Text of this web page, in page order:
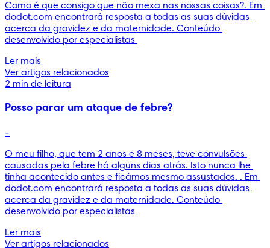
Como é que consigo que não mexa nas nossas coisas?. Em
dodot.com encontrará resposta a todas as suas dúvidas
acerca da gravidez e da maternidade. Conteúdo
desenvolvido por especialistas
Ler mais
Ver artigos relacionados
2 min de leitura
Posso parar um ataque de febre?
-
O meu filho, que tem 2 anos e 8 meses, teve convulsões
causadas pela febre há alguns dias atrás. Isto nunca lhe
tinha acontecido antes e ficámos mesmo assustados. . Em
dodot.com encontrará resposta a todas as suas dúvidas
acerca da gravidez e da maternidade. Conteúdo
desenvolvido por especialistas
Ler mais
Ver artigos relacionados